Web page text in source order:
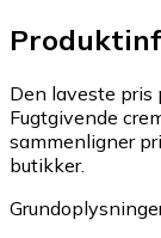
Den laveste pris
Fugtgivende
sammenligner
butikker.